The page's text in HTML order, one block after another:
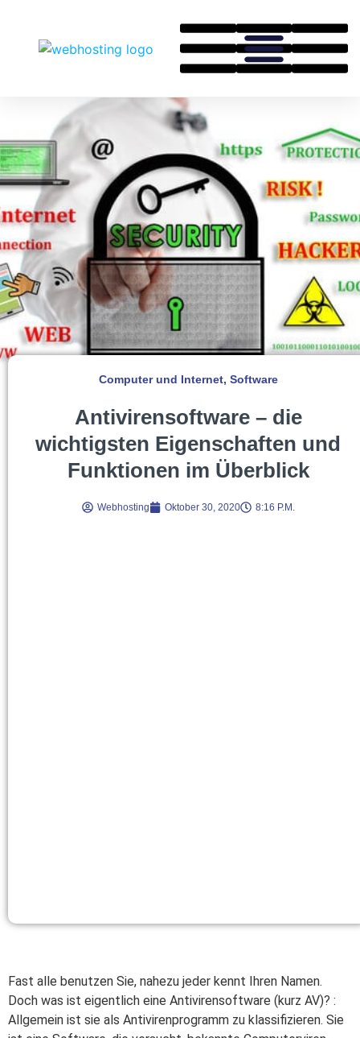
Computer und Internet, Software
Antivirensoftware – die
wichtigsten Eigenschaften und
Funktionen im Überblick
Webhosting Oktober 30, 2020 8:16 P.m.
Fast alle benutzen Sie, nahezu jeder kennt Ihren Namen.
Doch was ist eigentlich eine Antivirensoftware (kurz AV)? :
Allgemein ist sie als Antivirenprogramm zu klassifizieren. Sie